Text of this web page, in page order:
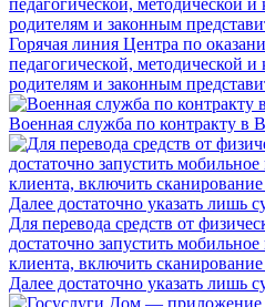
Горячая линия Центра по
педагогической, методической
родителям и законным
Военная служба по контракту
Для перевода средств от
достаточно запустить
клиента, включить
Далее достаточно указать лишь